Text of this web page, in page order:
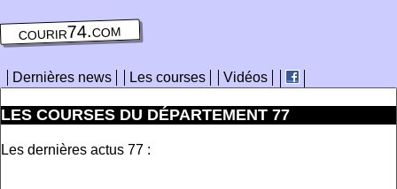
courir74.com
Dernières news Les courses Vidéos
LES COURSES DU DÉPARTEMENT 77
Les dernières actus 77 :